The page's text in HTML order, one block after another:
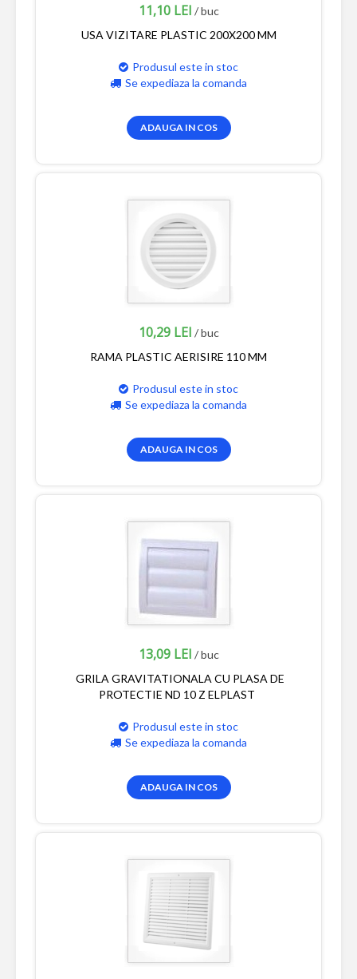
11,10 LEI / buc
USA VIZITARE PLASTIC 200X200 MM
Produsul este in stoc
Se expediaza la comanda
ADAUGA IN COS
10,29 LEI / buc
RAMA PLASTIC AERISIRE 110 MM
Produsul este in stoc
Se expediaza la comanda
ADAUGA IN COS
13,09 LEI / buc
GRILA GRAVITATIONALA CU PLASA DE
PROTECTIE ND 10 Z ELPLAST
Produsul este in stoc
Se expediaza la comanda
ADAUGA IN COS